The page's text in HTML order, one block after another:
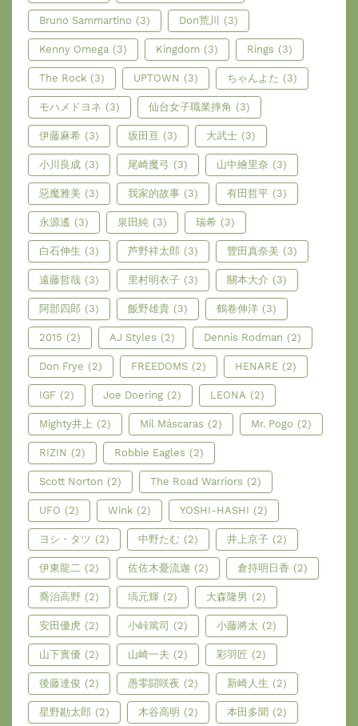
Bruno Sammartino (3) Don荒川 (3)
Kenny Omega (3) Kingdom (3) Rings (3)
The Rock (3) UPTOWN (3) ちゃんよた (3)
モハメドヨネ (3) 仙台女子職業摔角 (3)
伊藤麻希 (3) 坂田亘 (3) 大武士 (3)
小川良成 (3) 尾崎魔弓 (3) 山中繪里奈 (3)
惡魔雅美 (3) 我家的故事 (3) 有田哲平 (3)
永源遙 (3) 泉田純 (3) 瑞希 (3)
白石伸生 (3) 芦野祥太郎 (3) 豐田真奈美 (3)
遠藤哲哉 (3) 里村明衣子 (3) 關本大介 (3)
阿部四郎 (3) 飯野雄貴 (3) 鶴卷伸洋 (3)
2015 (2) AJ Styles (2) Dennis Rodman (2)
Don Frye (2) FREEDOMS (2) HENARE (2)
IGF (2) Joe Doering (2) LEONA (2)
Mighty井上 (2) Mil Máscaras (2) Mr. Pogo (2)
RIZIN (2) Robbie Eagles (2)
Scott Norton (2) The Road Warriors (2)
UFO (2) Wink (2) YOSHI-HASHI (2)
ヨシ・タツ (2) 中野たむ (2) 井上京子 (2)
伊東龍二 (2) 佐佐木憂流迦 (2) 倉持明日香 (2)
喬治高野 (2) 塙元輝 (2) 大森隆男 (2)
安田優虎 (2) 小峠篤司 (2) 小藤將太 (2)
山下實優 (2) 山崎一夫 (2) 彩羽匠 (2)
後藤達俊 (2) 愚零闘咲夜 (2) 新崎人生 (2)
星野勘太郎 (2) 木谷高明 (2) 本田多聞 (2)